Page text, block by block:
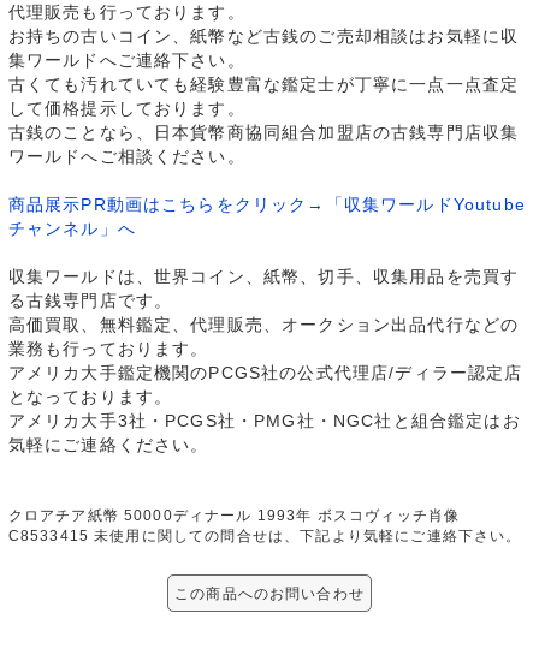
代理販売も行っております。
お持ちの古いコイン、紙幣など古銭のご売却相談はお気軽に収
集ワールドへご連絡下さい。
古くても汚れていても経験豊富な鑑定士が丁寧に一点一点査定
して価格提示しております。
古銭のことなら、日本貨幣商協同組合加盟店の古銭専門店収集
ワールドへご相談ください。
商品展示PR動画はこちらをクリック→「収集ワールドYoutube
チャンネル」へ
収集ワールドは、世界コイン、紙幣、切手、収集用品を売買す
る古銭専門店です。
高価買取、無料鑑定、代理販売、オークション出品代行などの
業務も行っております。
アメリカ大手鑑定機関のPCGS社の公式代理店/ディラー認定店
となっております。
アメリカ大手3社・PCGS社・PMG社・NGC社と組合鑑定はお
気軽にご連絡ください。
クロアチア紙幣 50000ディナール 1993年 ボスコヴィッチ肖像
C8533415 未使用に関しての問合せは、下記より気軽にご連絡下さい。
この商品へのお問い合わせ